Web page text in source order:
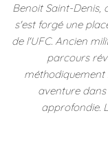
Benoit Saint-Denis,
s'est forgé une
de l'UFC. Ancien
parcours
méthodiquement
aventure
approfondie.